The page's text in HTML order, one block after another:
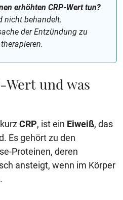
erhöhten CRP-Wert tun?
nicht behandelt.
der Entzündung zu
Wert und was
CRP, ist ein Eiweiß, das
Es gehört zu den
Proteinen, deren
ansteigt, wenn im Körper